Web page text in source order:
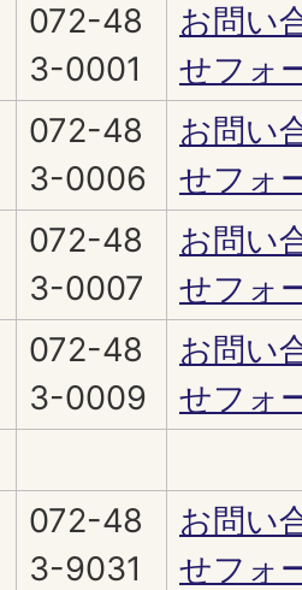
072-48
3-0001
お問い
せフォ
072-48
3-0006
お問い
せフォ
072-48
3-0007
お問い
せフォ
072-48
3-0009
お問い
せフォ
072-48
3-9031
お問い
せフォ